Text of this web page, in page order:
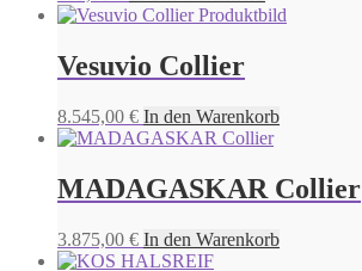
Vesuvio Collier
8.545,00 € In den Warenkorb
MADAGASKAR Collier
3.875,00 € In den Warenkorb